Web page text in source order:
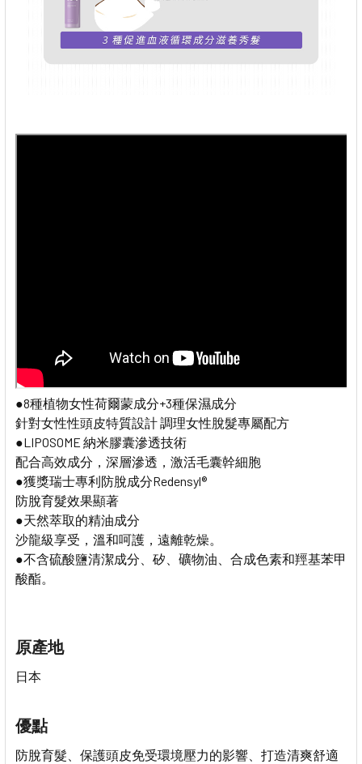
●8種植物女性荷爾蒙成分+3種保濕成分
針對女性性頭皮特質設計 調理女性脫髮專屬配方
●LIPOSOME 納米膠囊滲透技術
配合高效成分，深層滲透，激活毛囊幹細胞
●獲獎瑞士專利防脫成分Redensyl®
防脫育髮效果顯著
●天然萃取的精油成分
沙龍級享受，溫和呵護，遠離乾燥。
●不含硫酸鹽清潔成分、矽、礦物油、合成色素和羥基苯甲
酸酯。
原產地
日本
優點
防脫育髮、保護頭皮免受環境壓力的影響、打造清爽舒適